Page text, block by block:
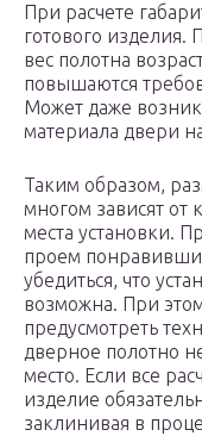
При расчете
готового
вес полотна
повышаются
Может даже
материала двери
Таким образом,
многом зависят от
места установки.
проем
убедиться, что
возможна. При
предусмотреть
дверное полотно
место. Если все
изделие
заклинивая в